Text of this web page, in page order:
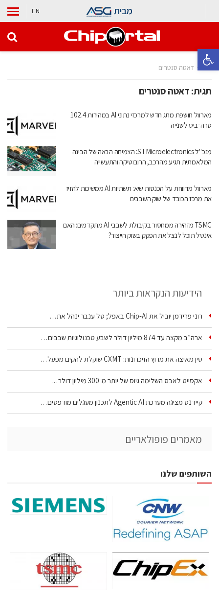
פתח סרגל נגישות
מבית EN
בית דאטה סנטרים
תגית:דאטה סנטרים
מארוול חושפת מתג חדש למרכזי נתוני AI במהירות 102.4
טרה־ביט לשנייה
מנכ"ל STMicroelectronics: הצמיחה הבאה של הבינה
המלאכותית תגיע מהרכב, הרובוטיקה והתעשייה
מארוול מדווחת על הכנסות שיא: תשתיות AI ממשיכות להזיז
את מרכז הכובד של שוק השבבים
TSMC מזהירה ממחסור בקיבולת לשבבי AI מתקדמים: האם
אינטל תוכל לנצל את הפקק בשוק הייצור?
הידיעות הנקראות ביותר
רוני פרידמן יוביל את Chip‑AI באפל; טל ענבר ינהל את…
ארה״ב מקצה עד 874 מיליון דולר לשבע טכנולוגיות שבבים…
סין מאיצה את מרוץ הזיכרונות: CXMT שוקלת להקים מפעל…
אקסייט לאבס השלימה גיוס של יותר מ־300 מיליון דולר…
קיידנס מציגה מערכת Agentic AI לתכנון מעגלים מודפסים…
מאמרים פופולאריים
השותפים שלנו